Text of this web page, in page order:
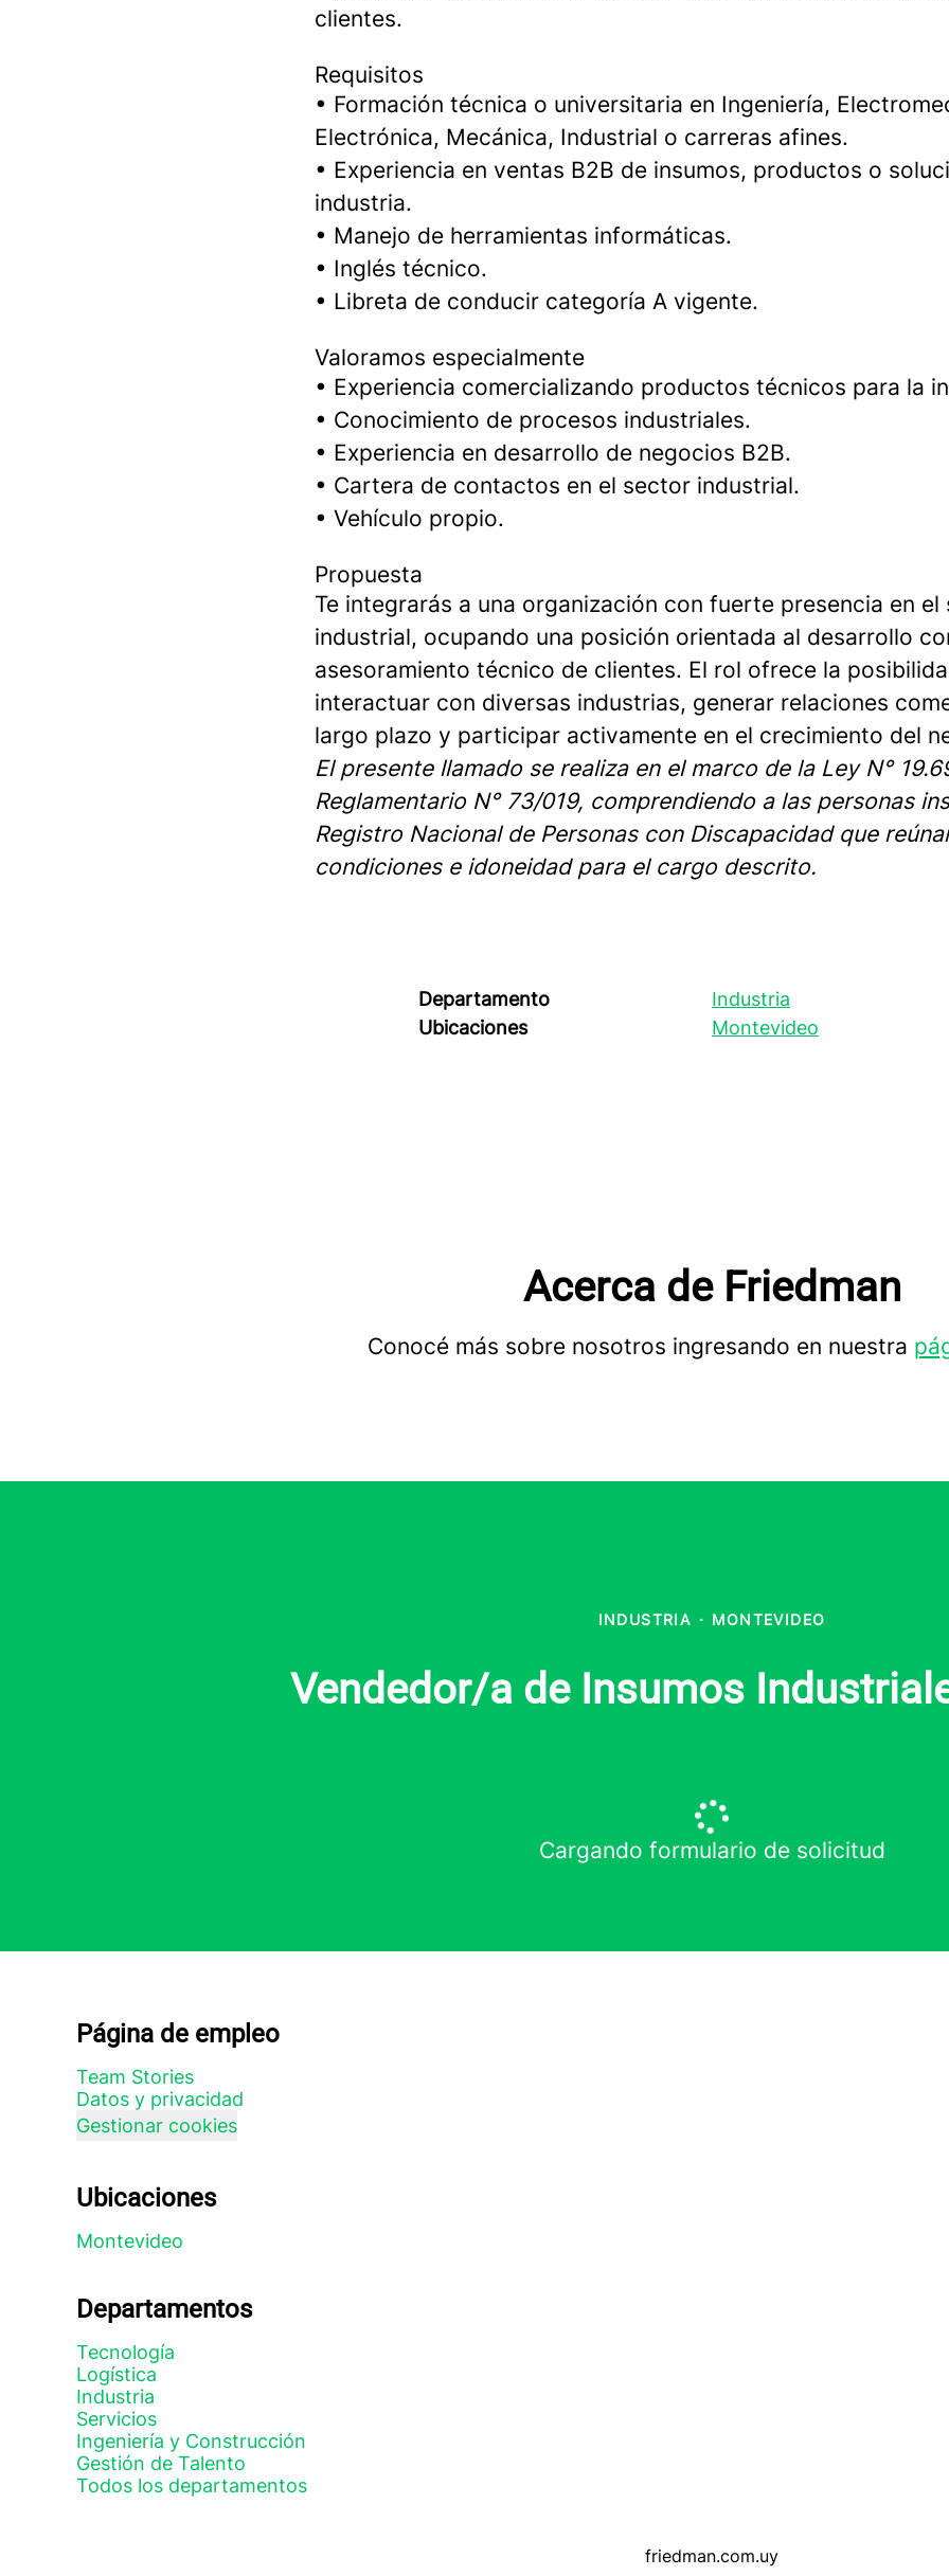
clientes.
Requisitos
• Formación técnica o universitaria en Ingeniería,
Electrónica, Mecánica, Industrial o carreras afines.
• Experiencia en ventas B2B de insumos, productos o
industria.
• Manejo de herramientas informáticas.
• Inglés técnico.
• Libreta de conducir categoría A vigente.
Valoramos especialmente
• Experiencia comercializando productos técnicos para la
• Conocimiento de procesos industriales.
• Experiencia en desarrollo de negocios B2B.
• Cartera de contactos en el sector industrial.
• Vehículo propio.
Propuesta
Te integrarás a una organización con fuerte presencia en el
industrial, ocupando una posición orientada al desarrollo
asesoramiento técnico de clientes. El rol ofrece la
interactuar con diversas industrias, generar relaciones
largo plazo y participar activamente en el crecimiento del
El presente llamado se realiza en el marco de la Ley N°
Reglamentario N° 73/019, comprendiendo a las personas
Registro Nacional de Personas con Discapacidad que
condiciones e idoneidad para el cargo descrito.
Departamento
Industria
Ubicaciones
Montevideo
Acerca de Friedman
Conocé más sobre nosotros ingresando en nuestra
INDUSTRIA · MONTEVIDEO
Vendedor/a de Insumos
Cargando formulario de solicitud
Página de empleo
Team Stories
Datos y privacidad
Gestionar cookies
Ubicaciones
Montevideo
Departamentos
Tecnología
Logística
Industria
Servicios
Ingeniería y Construcción
Gestión de Talento
Todos los departamentos
friedman.com.uy